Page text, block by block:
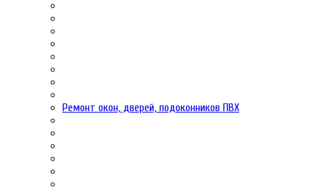
Ремонт окон, дверей, подоконников ПВХ